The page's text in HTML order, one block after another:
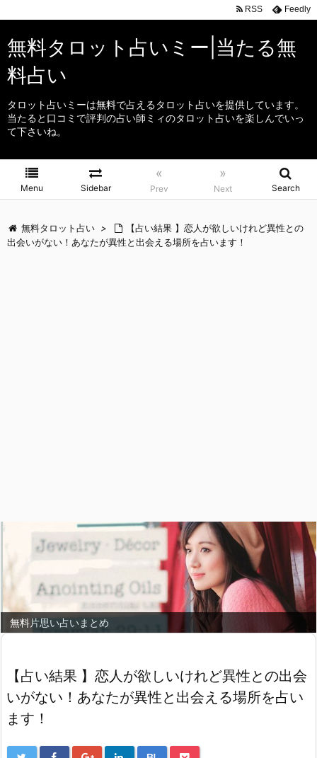
無料タロット占いミー|当たる無
料占い
タロット占いミーは無料で占えるタロット占いを提供しています。
当たると口コミで評判の占い師ミィのタロット占いを楽しんでいっ
て下さいね。
Menu Sidebar
«
Prev
»
Next Search
RSS Feedly
無料タロット占い >
【占い結果 】恋人が欲しいけれど異性との
出会いがない！あなたが異性と出会える場所を占います！
無料片思い占いまとめ
【占い結果 】恋人が欲しいけれど異性との出会
いがない！あなたが異性と出会える場所を占い
ます！